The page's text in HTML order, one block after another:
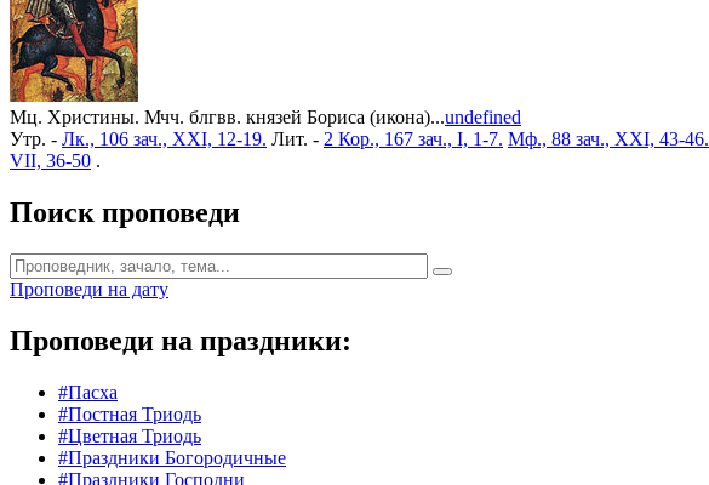
Мц. Христины. Мчч. блгвв. князей Бориса (икона)...undefined
Утр. - Лк., 106 зач., XXI, 12-19. Лит. - 2 Кор., 167 зач., I, 1-7. Мф., 88 зач., XXI, 43-46.
VII, 36-50 .
Поиск проповеди
Проповеди на дату
Проповеди на праздники:
#Пасха
#Постная Триодь
#Цветная Триодь
#Праздники Богородичные
#Праздники Господни